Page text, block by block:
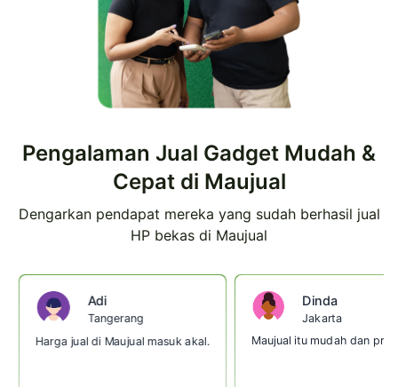
Pengalaman Jual Gadget Mudah &
Cepat di Maujual
Dengarkan pendapat mereka yang sudah berhasil jual
HP bekas di Maujual
Adi
Tangerang
Harga jual di Maujual masuk akal.
Dinda
Jakarta
Maujual itu mudah dan